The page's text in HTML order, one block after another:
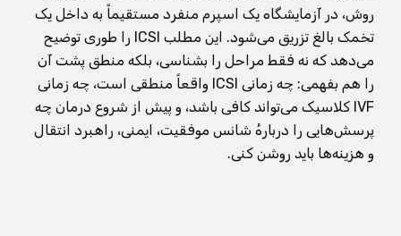
روش، در آزمایشگاه یک اسپرم منفرد مستقیماً به داخل یک
تخمک بالغ تزریق می‌شود. این مطلب ICSI را طوری توضیح
می‌دهد که نه فقط مراحل را بشناسی، بلکه منطق پشت آن
را هم بفهمی: چه زمانی ICSI واقعاً منطقی است، چه زمانی
IVF کلاسیک می‌تواند کافی باشد، و پیش از شروع درمان چه
پرسش‌هایی را دربارهٔ شانس موفقیت، ایمنی، راهبرد انتقال
و هزینه‌ها باید روشن کنی.